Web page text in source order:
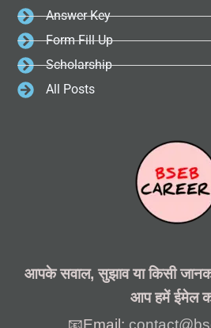
Answer Key
Form Fill Up
Scholarship
All Posts
आपके सवाल, सुझाव या किसी
आप हमें ईमेल
📧Email: